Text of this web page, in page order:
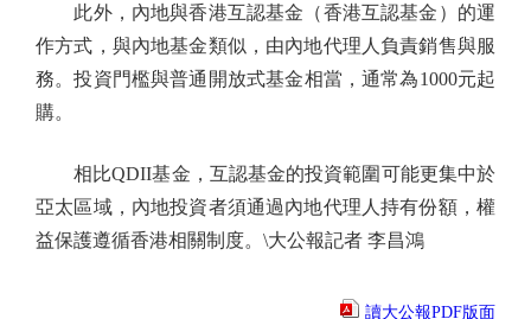
此外，內地與香港互認基金（香港互認基金）的運
作方式，與內地基金類似，由內地代理人負責銷售與服
務。投資門檻與普通開放式基金相當，通常為1000元起
購。
相比QDII基金，互認基金的投資範圍可能更集中於
亞太區域，內地投資者須通過內地代理人持有份額，權
益保護遵循香港相關制度。\大公報記者 李昌鴻
讀大公報PDF版面